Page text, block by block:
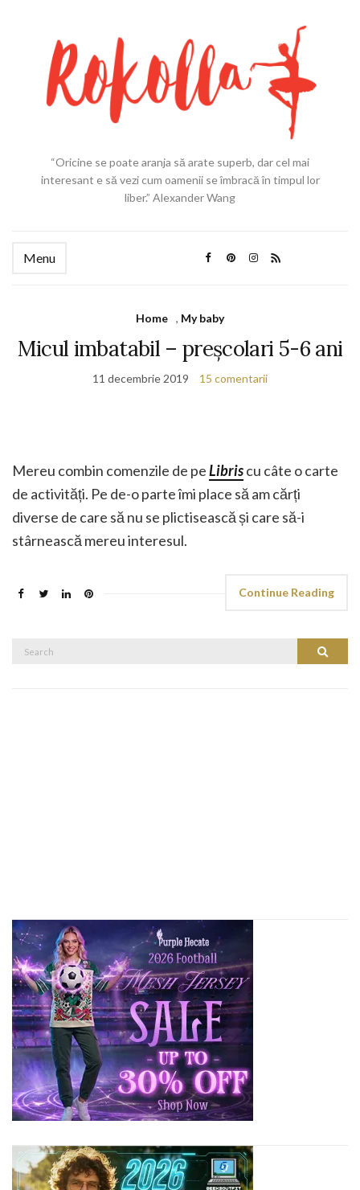
“Oricine se poate aranja să arate superb, dar cel mai
interesant e să vezi cum oamenii se îmbracă în timpul lor
liber.” Alexander Wang
Menu
Home , My baby
Micul imbatabil – preșcolari 5-6 ani
11 decembrie 2019 15 comentarii
Mereu combin comenzile de peLibriscu câte o carte
de activități. Pe de-o parte îmi place să am cărți
diverse de care să nu se plictisească și care să-i
stârnească mereu interesul.
Continue Reading
Search